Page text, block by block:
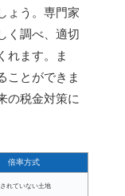
ょう。専門家
く調べ、適切
れます。ま
ことができま
の税金対策に
倍率方式
れていない土地